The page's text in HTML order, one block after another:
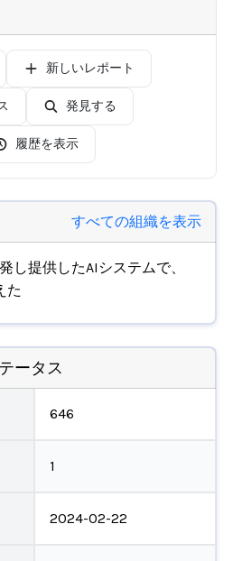
新しいレポート
発見する
履歴を表示
すべての組織を表示
し提供したAIシステムで、
た
ータス
646
1
2024-02-22